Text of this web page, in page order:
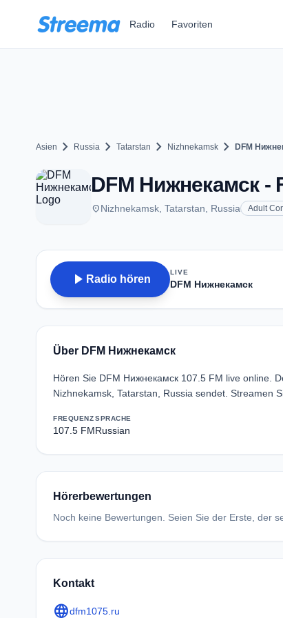
Radio Favoriten
Asien chevron_right Russia chevron_right Tatarstan chevron_right Nizhnekamsk chevron_right DFM
DFM Нижнекамск -
placeNizhnekamsk, Tatarstan, Russia Adult
play_arrow Radio hören
LIVE
DFM Нижнекамск
Über DFM Нижнекамск
Hören Sie DFM Нижнекамск 107.5 FM live online.
Nizhnekamsk, Tatarstan, Russia sendet. Streamen
FREQUENZ
107.5 FM
SPRACHE
Russian
Hörerbewertungen
Noch keine Bewertungen. Seien Sie der Erste, der
Kontakt
languagedfm1075.ru